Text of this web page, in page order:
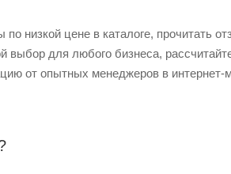
низкой цене в каталоге, прочитать
для любого бизнеса,
от опытных менеджеров в интернет-